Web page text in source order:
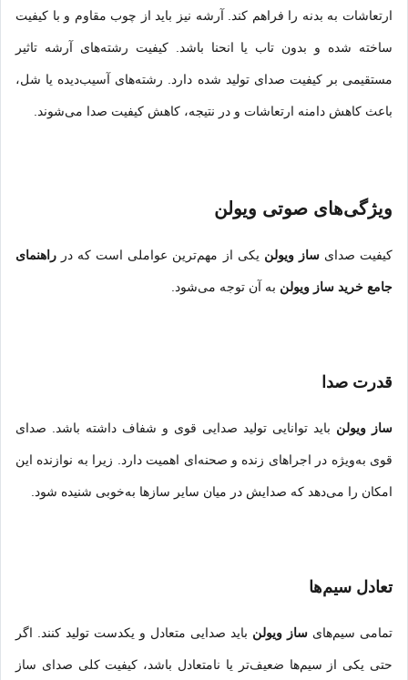
ارتعاشات به بدنه را فراهم کند. آرشه نیز باید از چوب مقاوم و با کیفیت
ساخته شده و بدون تاب یا انحنا باشد. کیفیت رشته‌های آرشه تاثیر
مستقیمی بر کیفیت صدای تولید شده دارد. رشته‌های آسیب‌دیده یا شل،
باعث کاهش دامنه ارتعاشات و در نتیجه، کاهش کیفیت صدا می‌شوند.
ویژگی‌های صوتی ویولن
کیفیت صدایساز ویولن یکی از مهم‌ترین عواملی است که در راهنمای
جامع خرید ساز ویولن به آن توجه می‌شود.
قدرت صدا
ساز ویولن باید توانایی تولید صدایی قوی و شفاف داشته باشد. صدای
قوی به‌ویژه در اجراهای زنده و صحنه‌ای اهمیت دارد. زیرا به نوازنده این
امکان را می‌دهد که صدایش در میان سایر سازها به‌خوبی شنیده شود.
تعادل سیم‌ها
تمامی سیم‌های ساز ویولن باید صدایی متعادل و یکدست تولید کنند. اگر
حتی یکی از سیم‌ها ضعیف‌تر یا نامتعادل باشد، کیفیت کلی صدای ساز